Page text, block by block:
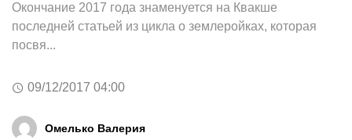
Окончание 2017 года знаменуется на Квакше
последней статьей из цикла о землеройках, которая
посвя...
09/12/2017 04:00
Омелько Валерия